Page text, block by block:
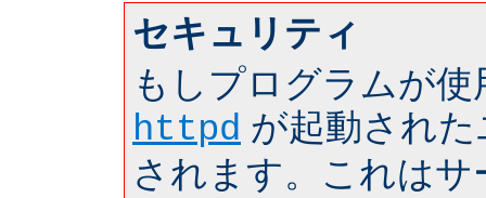
セキュリティ
もしプログラムが
httpd が起動され
されます。これは